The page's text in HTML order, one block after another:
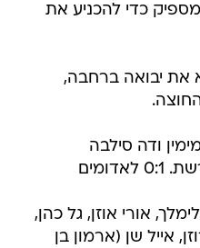
כדי להכניע את
את יבואה ברחבה,
מימין ודה סילבה
אורי אוזן, גל כהן,
אייל שן (ארמון בן